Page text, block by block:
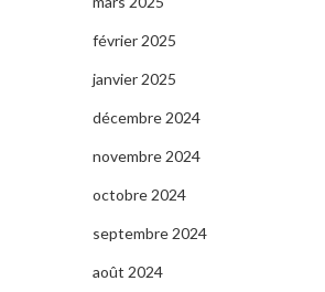
février 2025
janvier 2025
décembre 2024
novembre 2024
octobre 2024
septembre 2024
août 2024